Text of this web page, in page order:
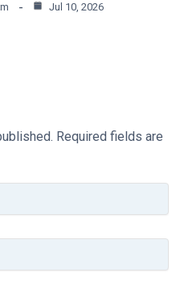
Jul 10, 2026
Required fields are